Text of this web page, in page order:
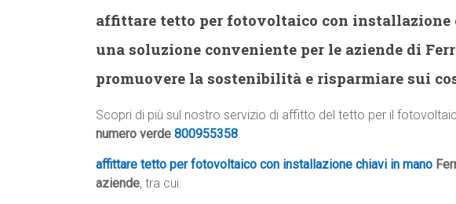
affittare tetto per fotovoltaico con installazione
una soluzione conveniente per le aziende di
promuovere la sostenibilità e risparmiare sui
Scopri di più sul nostro servizio di affitto del tetto per il
numero verde 800955358.
affittare tetto per fotovoltaico con installazione chiavi in mano
aziende, tra cui: